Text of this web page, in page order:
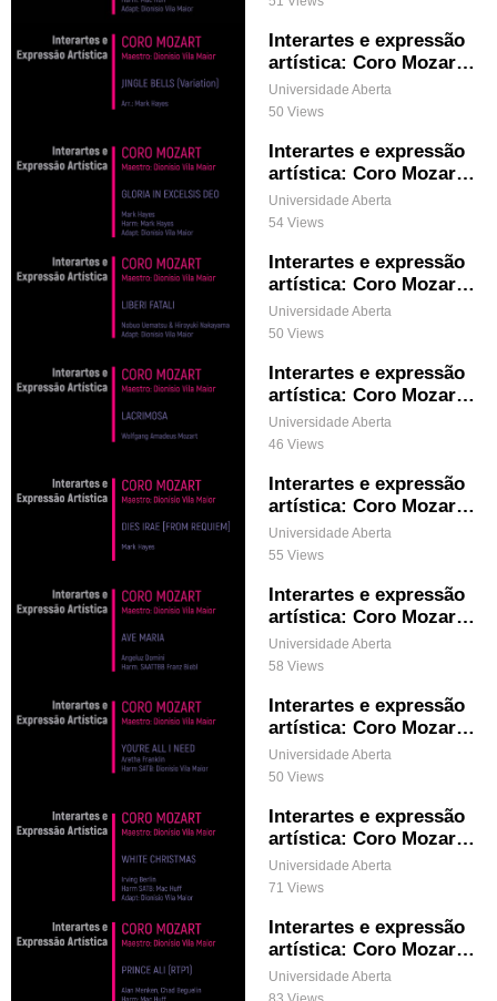
Interartes e expressão
artística: Coro Mozart
& Jingle Bells (Variatio
n)
Universidade Aberta
50 Views
Interartes e expressão
artística: Coro Mozart
& Gloria In Excelsis De
o
Universidade Aberta
54 Views
Interartes e expressão
artística: Coro Mozart
& Liberi Fatali
Universidade Aberta
50 Views
Interartes e expressão
artística: Coro Mozart
& Lacrimosa
Universidade Aberta
46 Views
Interartes e expressão
artística: Coro Mozart
& Dies Irae [from Requi
em]
Universidade Aberta
55 Views
Interartes e expressão
artística: Coro Mozart
& Ave Maria
Universidade Aberta
58 Views
Interartes e expressão
artística: Coro Mozart
& You're All I Need
Universidade Aberta
50 Views
Interartes e expressão
artística: Coro Mozart
& White Christmas
Universidade Aberta
71 Views
Interartes e expressão
artística: Coro Mozart
& Prince Ali (National T
V RTP1)
Universidade Aberta